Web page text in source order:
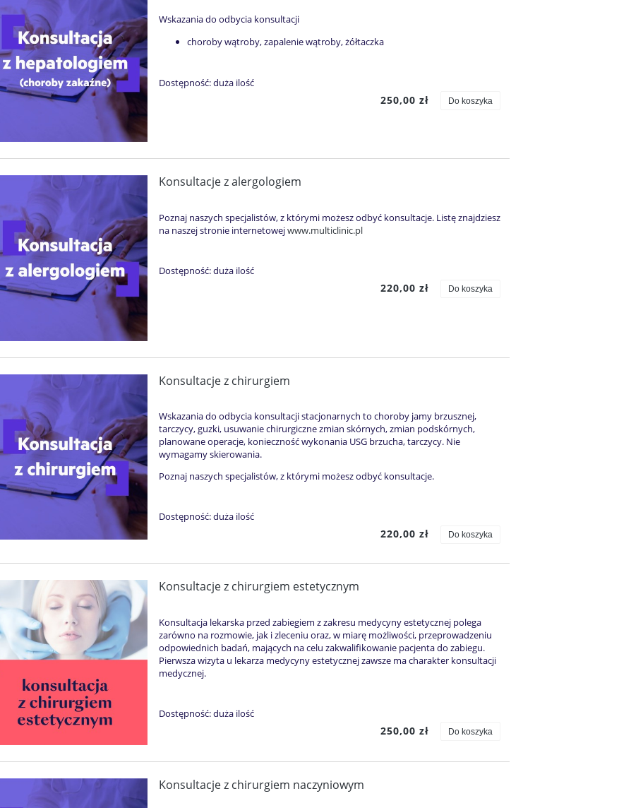
Wskazania do odbycia konsultacji
choroby wątroby, zapalenie wątroby, żółtaczka
Dostępność:duża ilość
250,00 zł Do koszyka
Konsultacje z alergologiem
Poznaj naszych specjalistów, z którymi możesz odbyć konsultacje. Listę znajdziesz
na naszej stronie internetowejwww.multiclinic.pl
Dostępność:duża ilość
220,00 zł Do koszyka
Konsultacje z chirurgiem
Wskazania do odbycia konsultacji stacjonarnych to choroby jamy brzusznej,
tarczycy, guzki, usuwanie chirurgiczne zmian skórnych, zmian podskórnych,
planowane operacje, konieczność wykonania USG brzucha, tarczycy. Nie
wymagamy skierowania.
Poznaj naszych specjalistów, z którymi możesz odbyć konsultacje.
Dostępność:duża ilość
220,00 zł Do koszyka
Konsultacje z chirurgiem estetycznym
Konsultacja lekarska przed zabiegiem z zakresu medycyny estetycznej polega
zarówno na rozmowie, jak i zleceniu oraz, w miarę możliwości, przeprowadzeniu
odpowiednich badań, mających na celu zakwalifikowanie pacjenta do zabiegu.
Pierwsza wizyta u lekarza medycyny estetycznej zawsze ma charakter konsultacji
medycznej.
Dostępność:duża ilość
250,00 zł Do koszyka
Konsultacje z chirurgiem naczyniowym